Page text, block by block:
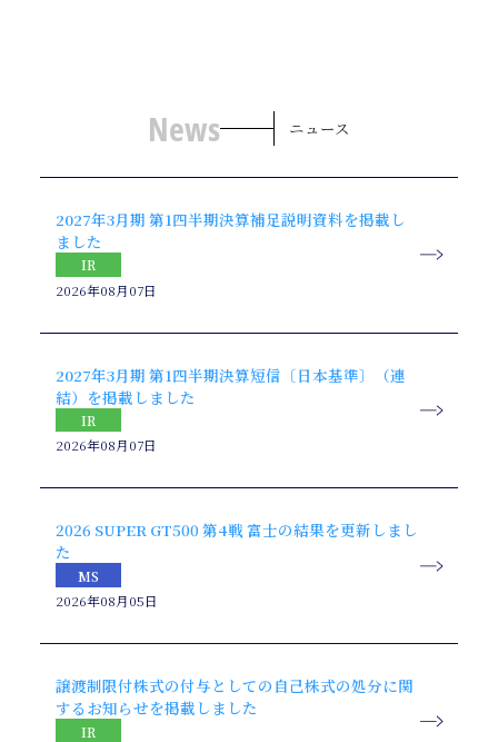
News ニュース
2026年08月07日
IR
2027年3月期 第1四半期決算補足説明資料を掲載し
ました
2026年08月07日
IR
2027年3月期 第1四半期決算短信〔日本基準〕（連
結）を掲載しました
2026年08月05日
MS
2026 SUPER GT500 第4戦 富士の結果を更新しまし
た
IR
譲渡制限付株式の付与としての自己株式の処分に関
するお知らせを掲載しました